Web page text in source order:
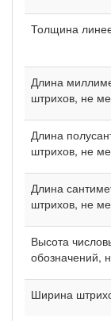
Толщина
Длина
штрихов, не
Длина
штрихов, не
Длина
штрихов, не
Высота
обозначений,
Ширина